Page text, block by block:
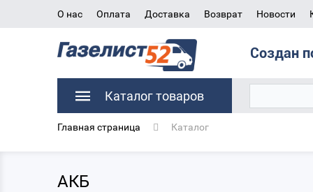
О нас Оплата Доставка Возврат Новости
Создан
Каталог товаров
Главная страница Каталог
АКБ